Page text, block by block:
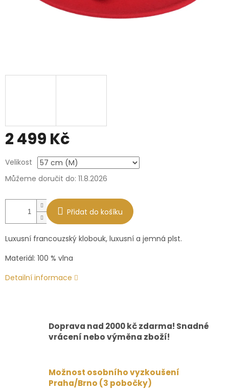
2 499 Kč
cena:
Velikost
Můžeme doručit do: 11.8.2026
Přidat do košíku
Luxusní francouzský klobouk, luxusní a jemná plst.
Materiál: 100 % vlna
Detailní informace
Doprava nad 2000 kč zdarma! Snadné
vrácení nebo výměna zboží!
Možnost osobního vyzkoušení
Praha/Brno (3 pobočky)